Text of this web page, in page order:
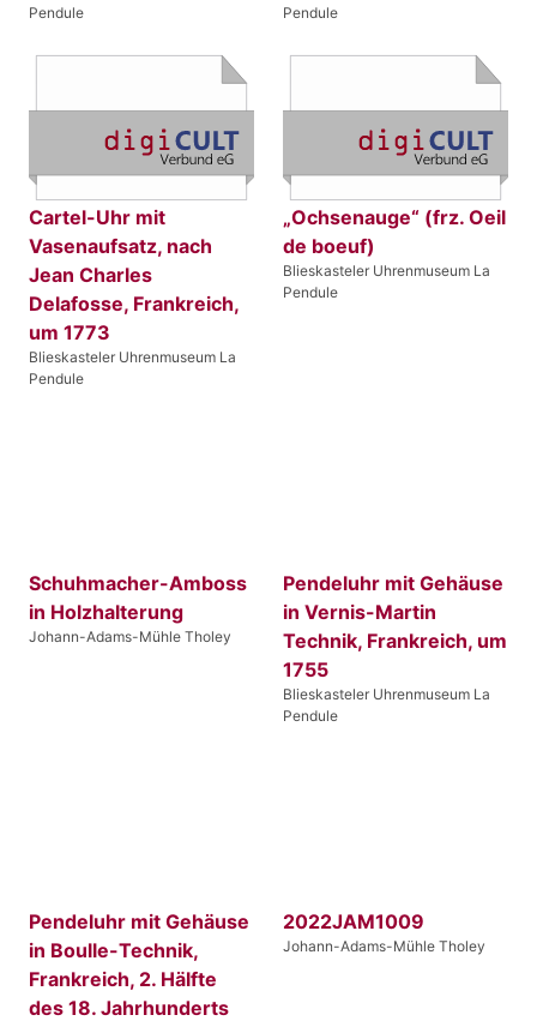
Pendule Pendule
Cartel-Uhr mit
Vasenaufsatz, nach
Jean Charles
Delafosse, Frankreich,
um 1773
Blieskasteler Uhrenmuseum La
Pendule
„Ochsenauge“ (frz. Oeil
de boeuf)
Blieskasteler Uhrenmuseum La
Pendule
Schuhmacher-Amboss
in Holzhalterung
Johann-Adams-Mühle Tholey
Pendeluhr mit Gehäuse
in Vernis-Martin
Technik, Frankreich, um
1755
Blieskasteler Uhrenmuseum La
Pendule
Pendeluhr mit Gehäuse
in Boulle-Technik,
Frankreich, 2. Hälfte
des 18. Jahrhunderts
2022JAM1009
Johann-Adams-Mühle Tholey